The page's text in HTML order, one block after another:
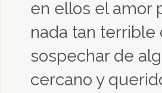
en ellos el amor
nada tan terrible
sospechar de
cercano y